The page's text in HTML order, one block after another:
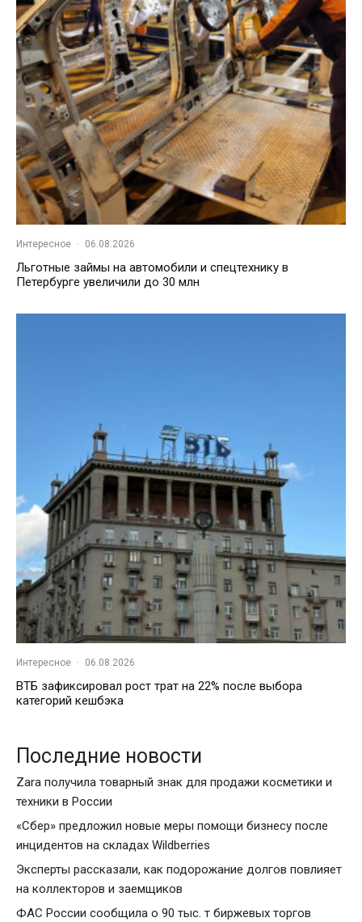
Интересное · 06.08.2026
Льготные займы на автомобили и спецтехнику в
Петербурге увеличили до 30 млн
Интересное · 06.08.2026
ВТБ зафиксировал рост трат на 22% после выбора
категорий кешбэка
Последние новости
Zara получила товарный знак для продажи косметики и
техники в России
«Сбер» предложил новые меры помощи бизнесу после
инцидентов на складах Wildberries
Эксперты рассказали, как подорожание долгов повлияет
на коллекторов и заемщиков
ФАС России сообщила о 90 тыс. т биржевых торгов